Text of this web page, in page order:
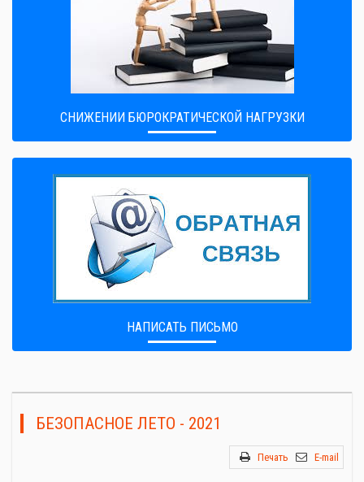
CНИЖЕНИИ БЮРОКРАТИЧЕСКОЙ НАГРУЗКИ
НАПИСАТЬ ПИСЬМО
БЕЗОПАСНОЕ ЛЕТО - 2021
Печать E-mail